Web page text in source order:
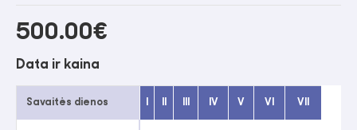
500.00€
Data ir kaina
Savaitės dienos IV V VI VII